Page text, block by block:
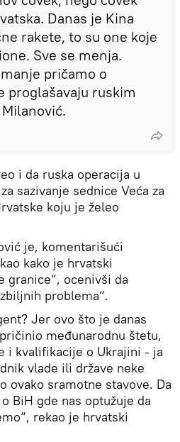
Danas je Kina
rakete, to su one koje
Sve se menja.
pričamo o
proglašavaju ruskim
i da ruska operacija u
sazivanje sednice Veća za
koju je želeo
je, komentarišući
kako je hrvatski
granice“, ocenivši da
problema“.
Jer ovo što je danas
međunarodnu štetu,
i kvalifikacije o Ukrajini - ja
vlade ili države neke
ovako sramotne stavove. Da
BiH gde nas optužuje da
rekao je hrvatski